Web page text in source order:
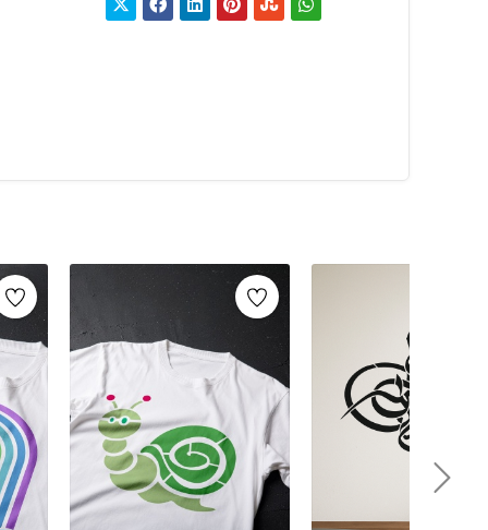
kullanılabilir. Özel hammaddeden üretilen